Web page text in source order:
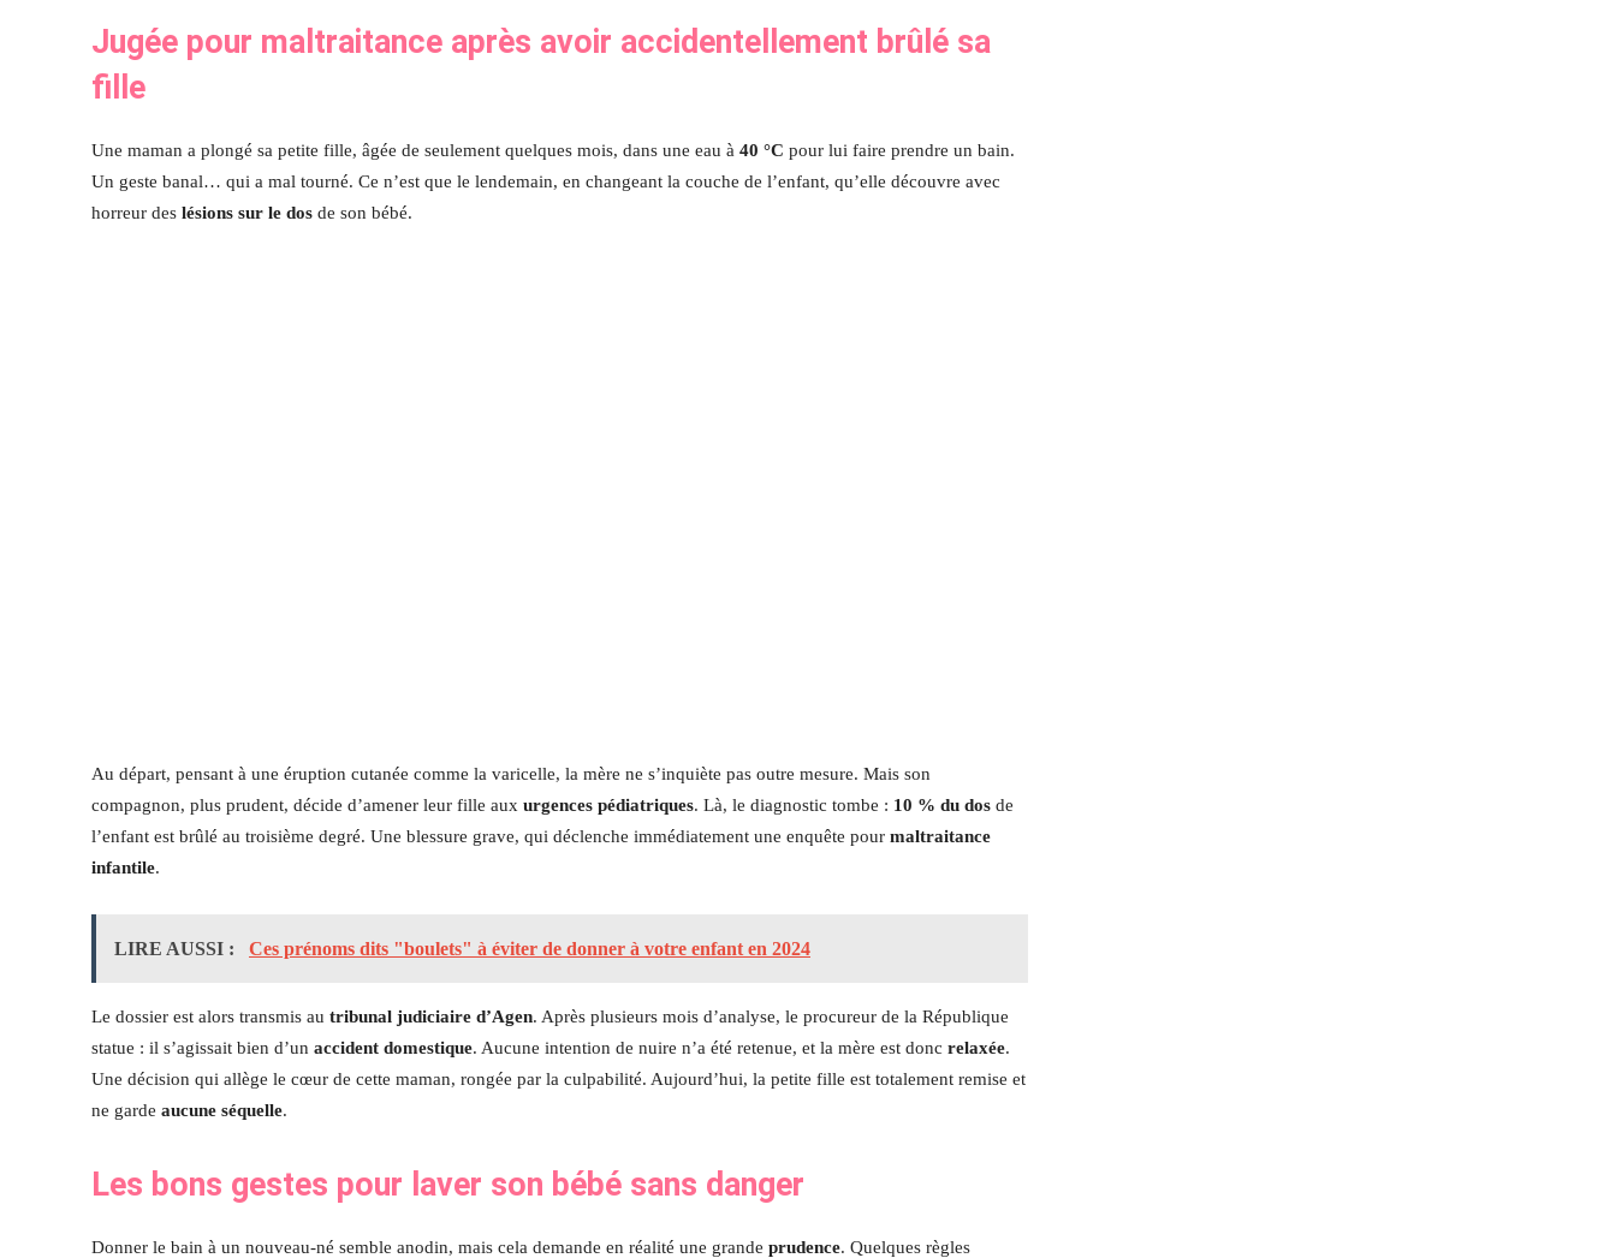
Jugée pour maltraitance après avoir accidentellement brûlé sa
fille
Une maman a plongé sa petite fille, âgée de seulement quelques mois, dans une eau à 40 °C pour lui faire prendre un bain.
Un geste banal… qui a mal tourné. Ce n’est que le lendemain, en changeant la couche de l’enfant, qu’elle découvre avec
horreur des lésions sur le dos de son bébé.
Au départ, pensant à une éruption cutanée comme la varicelle, la mère ne s’inquiète pas outre mesure. Mais son
compagnon, plus prudent, décide d’amener leur fille aux urgences pédiatriques. Là, le diagnostic tombe : 10 % du dos de
l’enfant est brûlé au troisième degré. Une blessure grave, qui déclenche immédiatement une enquête pour maltraitance
infantile.
LIRE AUSSI : Ces prénoms dits "boulets" à éviter de donner à votre enfant en 2024
Le dossier est alors transmis au tribunal judiciaire d’Agen. Après plusieurs mois d’analyse, le procureur de la République
statue : il s’agissait bien d’un accident domestique. Aucune intention de nuire n’a été retenue, et la mère est donc relaxée.
Une décision qui allège le cœur de cette maman, rongée par la culpabilité. Aujourd’hui, la petite fille est totalement remise et
ne garde aucune séquelle.
Les bons gestes pour laver son bébé sans danger
Donner le bain à un nouveau-né semble anodin, mais cela demande en réalité une grande prudence. Quelques règles